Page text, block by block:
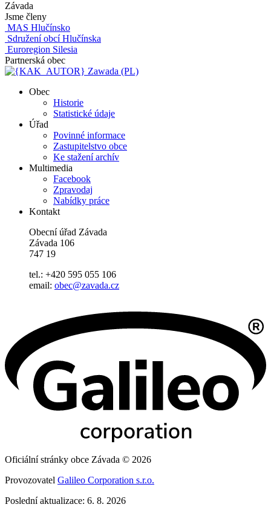
Závada
Jsme členy
MAS Hlučínsko
Sdružení obcí Hlučínska
Euroregion Silesia
Partnerská obec
Zawada (PL)
Obec
Historie
Statistické údaje
Úřad
Povinné informace
Zastupitelstvo obce
Ke stažení archív
Multimedia
Facebook
Zpravodaj
Nabídky práce
Kontakt
Obecní úřad Závada
Závada 106
747 19
tel.: +420 595 055 106
email: obec@zavada.cz
Oficiální stránky obce Závada © 2026
Provozovatel Galileo Corporation s.r.o.
Poslední aktualizace: 6. 8. 2026